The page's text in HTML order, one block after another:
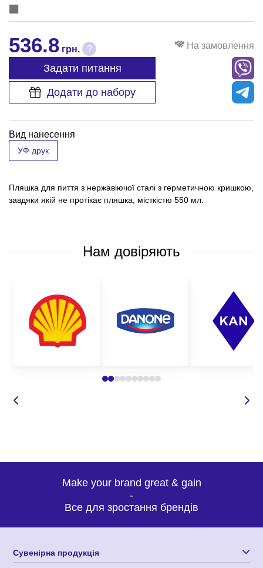
536.8 грн. ? На замовлення
Задати питання
Додати до набору
Вид нанесення
УФ друк
Пляшка для пиття з нержавіючої сталі з герметичною кришкою,
завдяки якій не протікає пляшка, місткістю 550 мл.
Нам довіряють
Make your brand great & gain
-
Все для зростання брендів
Сувенірна продукція